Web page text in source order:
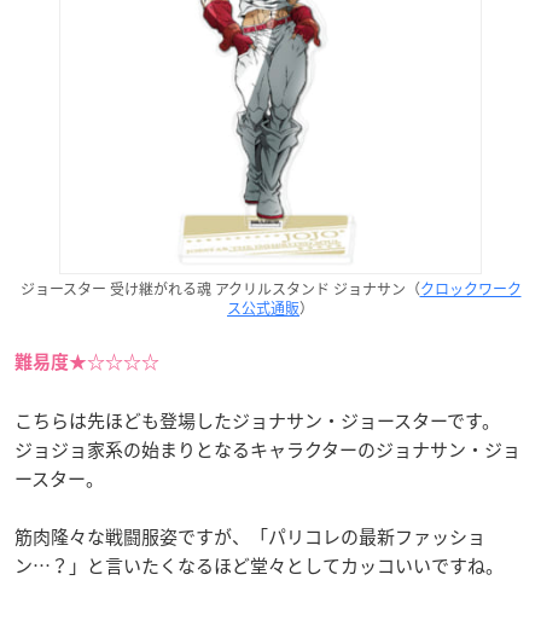
ジョースター 受け継がれる魂 アクリルスタンド ジョナサン（クロックワーク
ス公式通販）
難易度★☆☆☆☆
こちらは先ほども登場したジョナサン・ジョースターです。
ジョジョ家系の始まりとなるキャラクターのジョナサン・ジョ
ースター。
筋肉隆々な戦闘服姿ですが、「パリコレの最新ファッショ
ン…？」と言いたくなるほど堂々としてカッコいいですね。